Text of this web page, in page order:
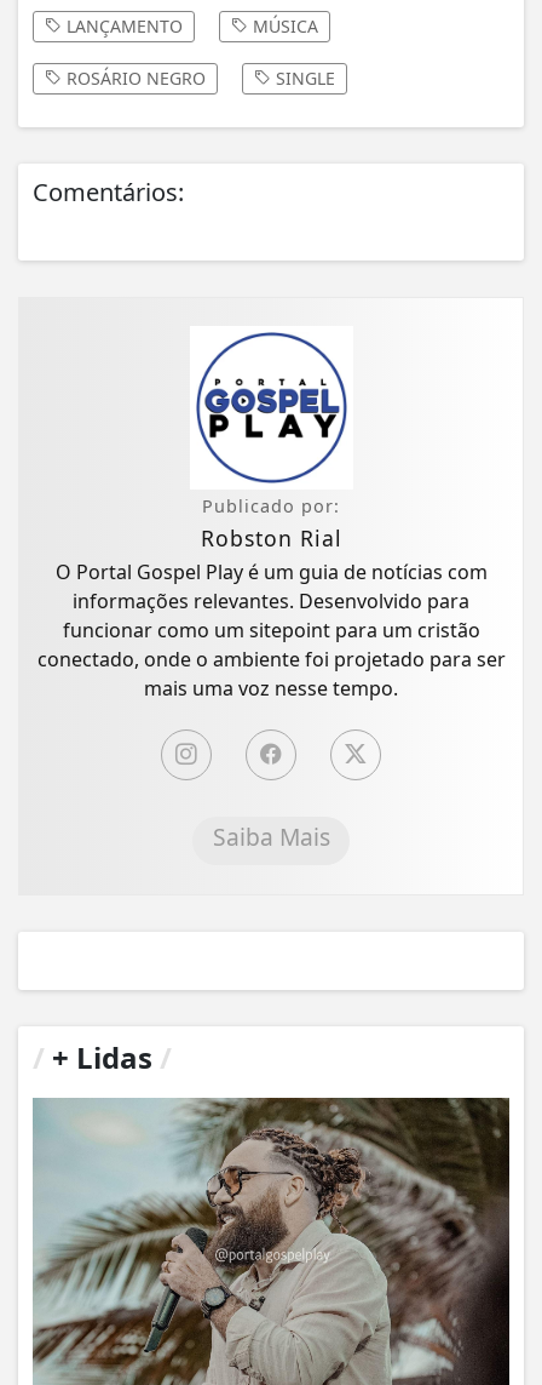
LANÇAMENTO MÚSICA
ROSÁRIO NEGRO SINGLE
Comentários:
Publicado por:
Robston Rial
O Portal Gospel Play é um guia de notícias com
informações relevantes. Desenvolvido para
funcionar como um sitepoint para um cristão
conectado, onde o ambiente foi projetado para ser
mais uma voz nesse tempo.
Saiba Mais
/ + Lidas /